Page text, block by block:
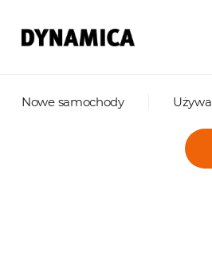
Nowe samochody